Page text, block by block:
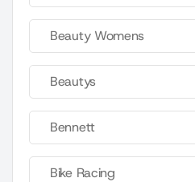
Beauty Womens
Beautys
Bennett
Bike Racing